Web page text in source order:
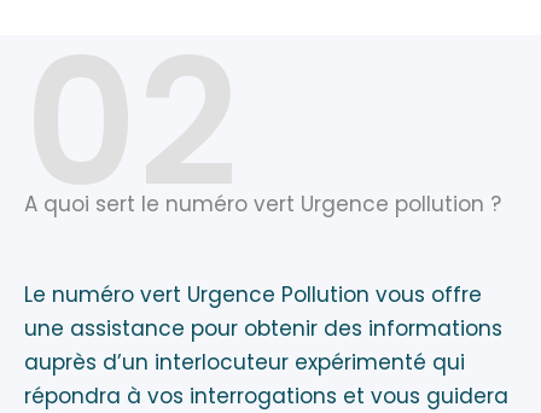
02
A quoi sert le numéro vert Urgence pollution ?
Le numéro vert Urgence Pollution vous offre
une assistance pour obtenir des informations
auprès d’un interlocuteur expérimenté qui
répondra à vos interrogations et vous guidera